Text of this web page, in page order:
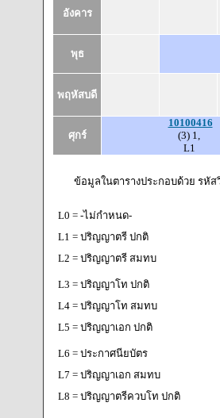
อังคาร
พุธ
พฤหัสบดี
ศุกร์
10100416
(3) 1,
L1
ข้อมูลในตารางประกอบด้วย รหั
L0 = -ไม่กำหนด-
L1 = ปริญญาตรี ปกติ
L2 = ปริญญาตรี สมทบ
L3 = ปริญญาโท ปกติ
L4 = ปริญญาโท สมทบ
L5 = ปริญญาเอก ปกติ
L6 = ประกาศนียบัตร
L7 = ปริญญาเอก สมทบ
L8 = ปริญญาตรีควบโท ปกติ